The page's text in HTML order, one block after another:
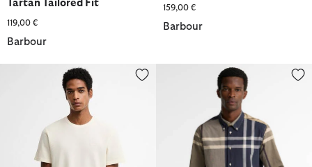
Tartan Tailored Fit
119,00 €
Barbour
159,00 €
Barbour
T-Shirt Lingdale Textured Tailored Barbour Hemd Oversized